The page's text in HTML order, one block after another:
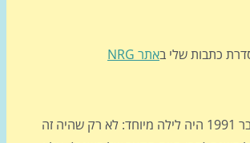
שלי באתר NRG
ליל ה-21 בדצמבר 1991 היה לילה מיוחד: לא רק שהיה זה